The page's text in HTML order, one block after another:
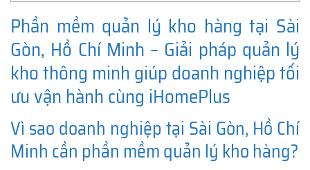
Phần mềm quản lý kho hàng tại Sài
Gòn, Hồ Chí Minh – Giải pháp quản lý
kho thông minh giúp doanh nghiệp tối
ưu vận hành cùng iHomePlus
Vì sao doanh nghiệp tại Sài Gòn, Hồ Chí
Minh cần phần mềm quản lý kho hàng?